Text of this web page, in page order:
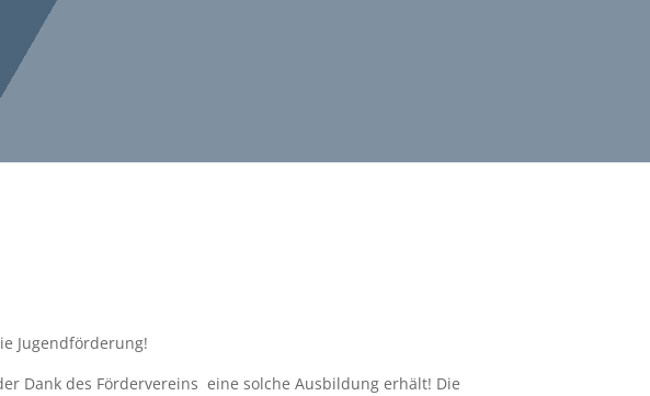
Jugendförderung!
Dank des Fördervereins eine solche Ausbildung erhält! Die